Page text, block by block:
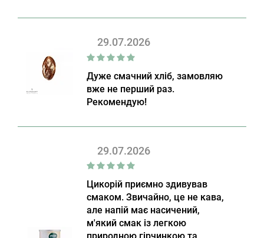
29.07.2026
Дуже смачний хліб, замовляю
вже не перший раз.
Рекомендую!
29.07.2026
Цикорій приємно здивував
смаком. Звичайно, це не кава,
але напій має насичений,
м'який смак із легкою